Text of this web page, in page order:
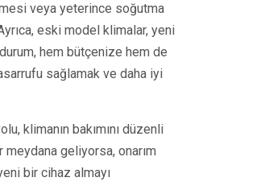
veya yeterince soğutma
eski model klimalar, yeni
hem bütçenize hem de
sağlamak ve daha iyi
klimanın bakımını düzenli
meydana geliyorsa, onarım
bir cihaz almayı